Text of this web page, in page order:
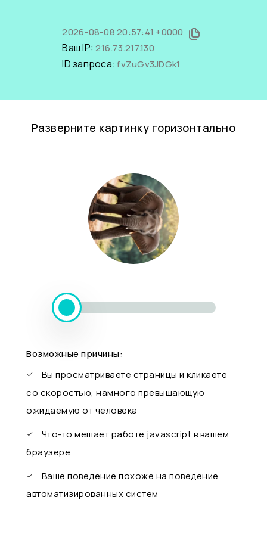
2026-08-08 20:57:41 +0000
Ваш IP:216.73.217.130
ID запроса:fvZuGv3JDGk1
Разверните картинку горизонтально
Возможные причины:
Вы просматриваете страницы и кликаете
со скоростью, намного превышающую
ожидаемую от человека
Что-то мешает работе javascript в вашем
браузере
Ваше поведение похоже на поведение
автоматизированных систем